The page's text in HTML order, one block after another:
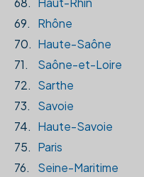
69.
Rhône
70. Haute-Saône
71.
Saône-et-Loire
72. Sarthe
73.
Savoie
74. Haute-Savoie
75. Paris
76.
Seine-Maritime